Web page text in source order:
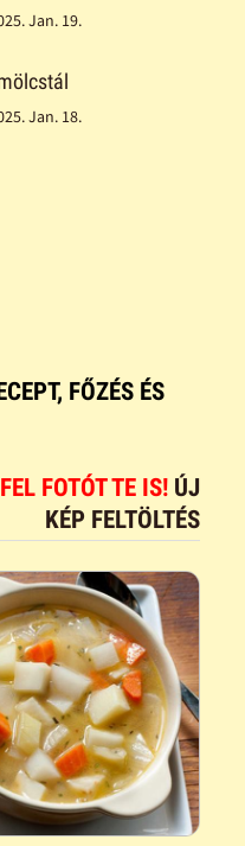
Jan. 19.
Jan. 18.
FŐZÉS ÉS
FOTÓT TE IS! ÚJ
KÉP FELTÖLTÉS